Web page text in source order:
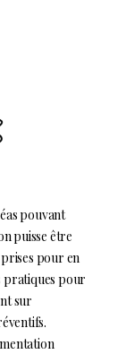
pouvant
puisse être
pour en
pratiques pour
sur